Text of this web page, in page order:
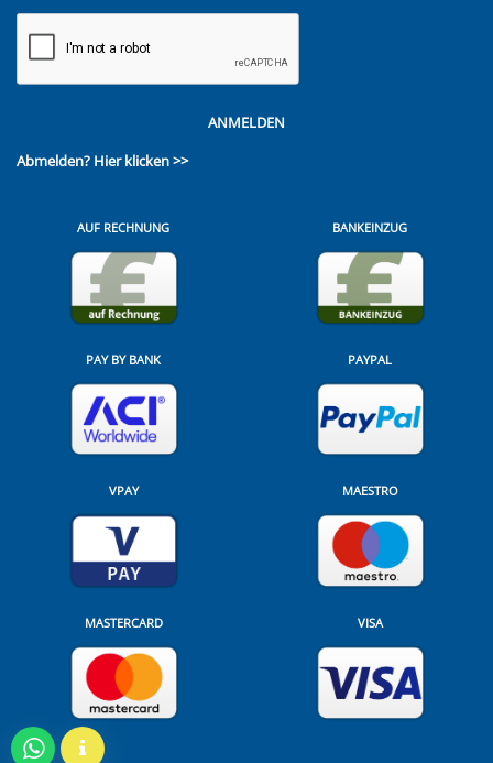
ANMELDEN
Abmelden? Hier klicken >>
AUF RECHNUNG BANKEINZUG
PAY BY BANK PAYPAL
VPAY MAESTRO
MASTERCARD VISA